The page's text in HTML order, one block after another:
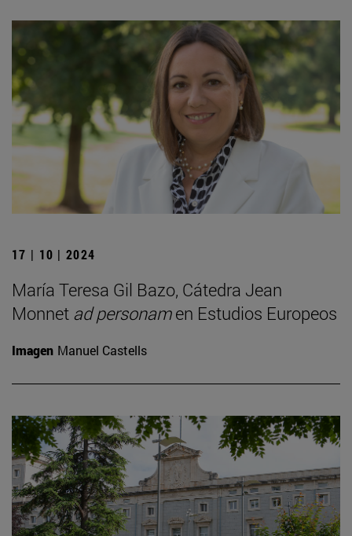
17 | 10 | 2024
María Teresa Gil Bazo, Cátedra Jean
Monnet ad personamen Estudios Europeos
Imagen Manuel Castells